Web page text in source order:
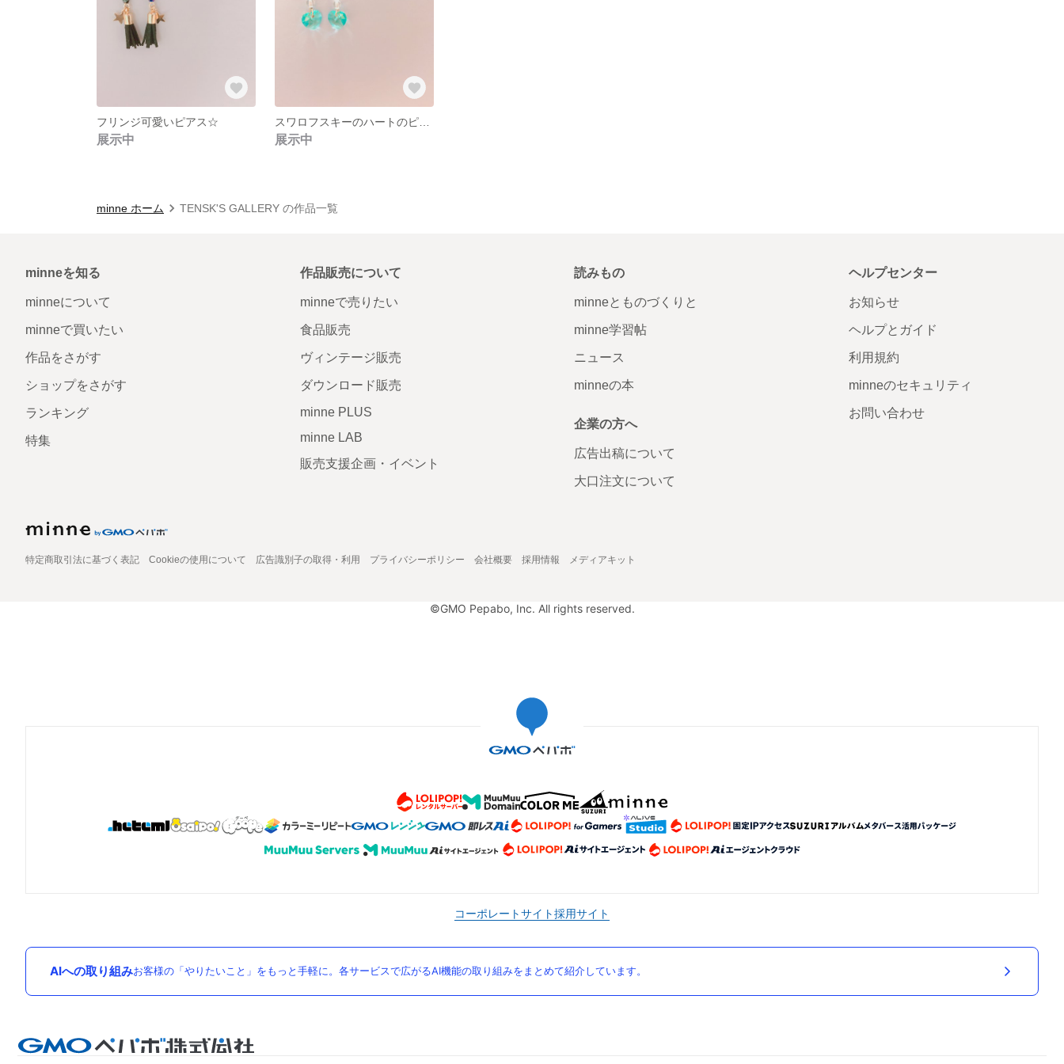
フリンジ可愛いピアス☆
展示中
スワロフスキーのハートのピアス
展示中
minne ホーム TENSK'S GALLERY の作品一覧
minneを知る
minneについて
minneで買いたい
作品をさがす
ショップをさがす
ランキング
特集
作品販売について
minneで売りたい
食品販売
ヴィンテージ販売
ダウンロード販売
minne PLUS
minne LAB
販売支援企画・イベント
読みもの
minneとものづくりと
minne学習帖
ニュース
minneの本
企業の方へ
広告出稿について
大口注文について
ヘルプセンター
お知らせ
ヘルプとガイド
利用規約
minneのセキュリティ
お問い合わせ
特定商取引法に基づく表記 Cookieの使用について 広告識別子の取得・利用 プライバシーポリシー 会社概要 採用情報 メディアキット
©GMO Pepabo, Inc. All rights reserved.
コーポレートサイト採用サイト
AIへの取り組みお客様の「やりたいこと」をもっと手軽に。各サービスで広がるAI機能の取り組みをまとめて紹介しています。